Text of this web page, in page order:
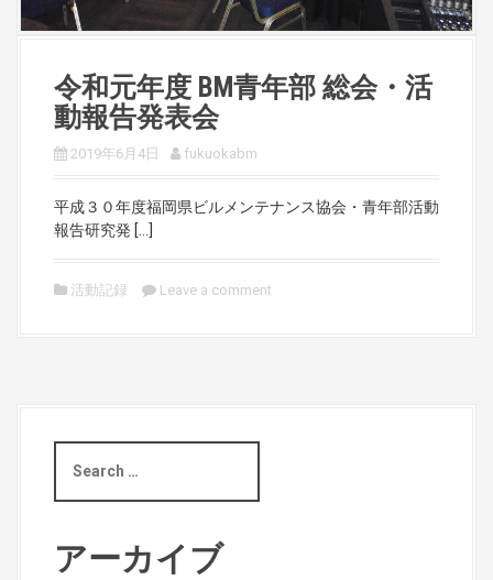
令和元年度 BM青年部 総会・活
動報告発表会
2019年6月4日 fukuokabm
平成３０年度福岡県ビルメンテナンス協会・青年部活動
報告研究発 […]
活動記録 Leave a comment
a
c
h
アーカイブ